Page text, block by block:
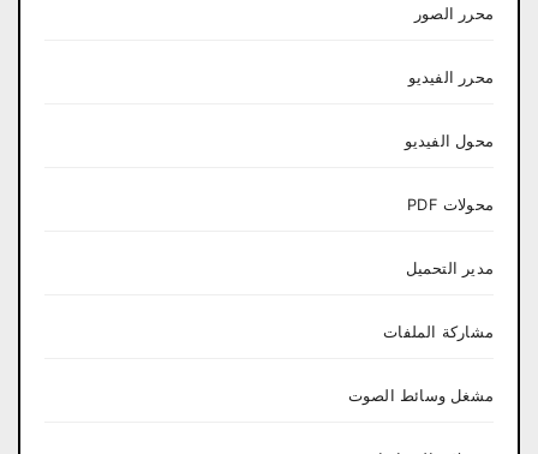
محرر الصور
محرر الفيديو
محول الفيديو
محولات PDF
مدير التحميل
مشاركة الملفات
مشغل وسائط الصوت